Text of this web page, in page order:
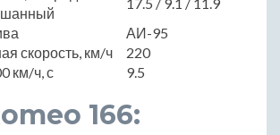
17.5 / 9.1 / 11.9
АИ-95
скорость, км/ч
220
км/ч, с
9.5
166: